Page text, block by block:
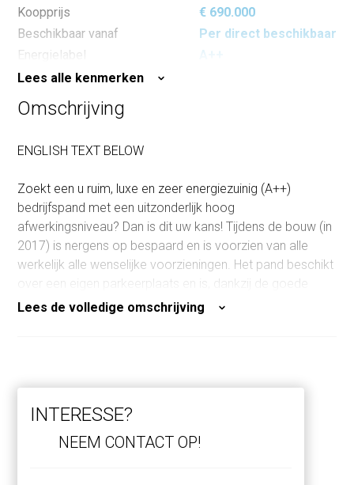
Koopprijs
€ 690.000
Beschikbaar vanaf
Per direct beschikbaar
Energielabel
A++
Lees alle kenmerken
Omschrijving
ENGLISH TEXT BELOW
Zoekt een u ruim, luxe en zeer energiezuinig (A++)
bedrijfspand met een uitzonderlijk hoog
afwerkingsniveau? Dan is dit uw kans! Tijdens de bouw (in
2017) is nergens op bespaard en is voorzien van alle
werkelijk alle wenselijke voorzieningen. Het pand beschikt
over een eigen parkeerplaats en is, dankzij de goede
indeling, eventueel geschikt om in twee delen te
verdiepingen. De perfect afgewerkte garage / werkruimte
met modern toilet en ruime trapkast is bereikbaar vanuit
Lees de volledige omschrijving
INTERESSE?
NEEM CONTACT OP!